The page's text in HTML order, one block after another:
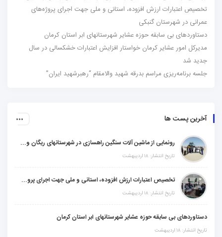
اعتبارات ارزش افزوده، استانی و ملی جهت اجرای پروژه‌های
در شهرستان گنبکی
بی سابقه حوزه عشایر شهرستانهای ابر استان کرمان
امور عشایر کرمان خواستار افزایش اعتبارات خشکسالی در سال
مراسم بدرقه شهید والامقام “رهبرشهید ایران”
پست ها
رونمایی از ماشین آلات سنگین راهسازی در شهرستانهای ریگان و گنبکی
تاریخ انتشار: ۱۸ اردیبهشت
تخصیص اعتبارات ارزش افزوده، استانی و ملی جهت اجرای پروژه‌های عمرانی در شهرستان گنبکی
تاریخ انتشار: ۱۸ اردیبهشت
بی سابقه حوزه عشایر شهرستانهای ابر استان کرمان